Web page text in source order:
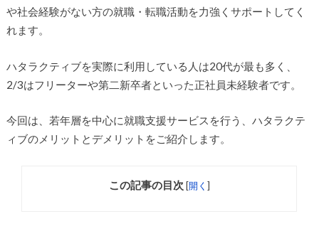
や社会経験がない方の就職・転職活動を力強くサポートしてく
れます。
ハタラクティブを実際に利用している人は20代が最も多く、
2/3はフリーターや第二新卒者といった正社員未経験者です。
今回は、若年層を中心に就職支援サービスを行う、ハタラクテ
ィブのメリットとデメリットをご紹介します。
この記事の目次 [開く ]